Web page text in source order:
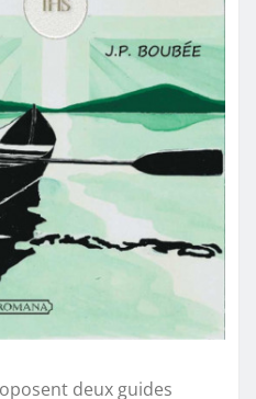
deux guides